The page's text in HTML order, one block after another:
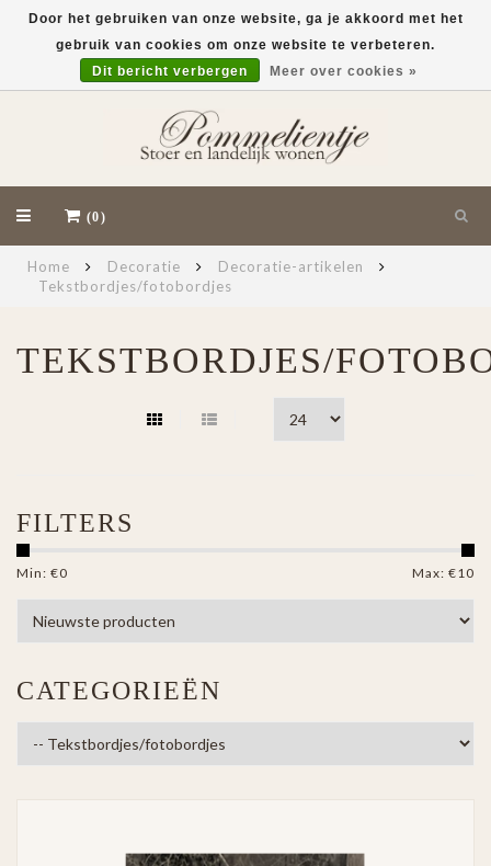
(0)
Home Decoratie
Decoratie-artikelen
Tekstbordjes/fotobordjes
TEKSTBORDJES/
FILTERS
Min: €0 Max: €10
CATEGORIEËN
Door het gebruiken van onze website, ga je akkoord met het
gebruik van cookies om onze website te verbeteren.
Dit bericht verbergen
Meer over cookies »